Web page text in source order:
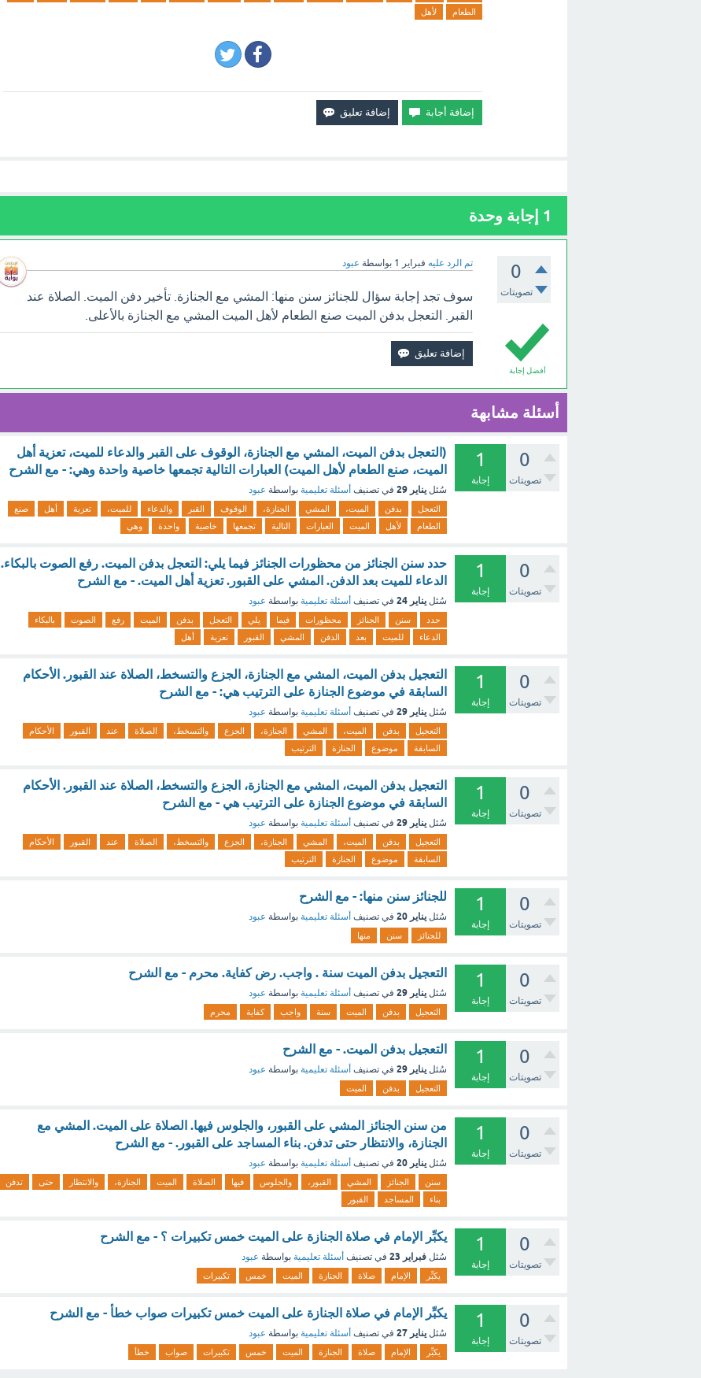
الطعام
لأهل
1 إجابة وحدة
0
تصويتات
تم الرد عليه فبراير 1 بواسطة عبود
أفضل إجابة
سوف تجد إجابة سؤال للجنائز سنن منها: المشي مع الجنازة. تأخير دفن الميت. الصلاة عند
القبر. التعجل بدفن الميت صنع الطعام لأهل الميت المشي مع الجنازة بالأعلى.
أسئلة مشابهة
0
تصويتات
1
إجابة
(التعجل بدفن الميت، المشي مع الجنازة، الوقوف على القبر والدعاء للميت، تعزية أهل
الميت، صنع الطعام لأهل الميت) العبارات التالية تجمعها خاصية واحدة وهي: - مع الشرح
سُئل يناير 29 في تصنيف أسئلة تعليمية بواسطة عبود
التعجل بدفن الميت، المشي الجنازة، الوقوف القبر والدعاء للميت، تعزية أهل
صنع
الطعام
لأهل الميت العبارات التالية تجمعها خاصية واحدة وهي
0
تصويتات
1
إجابة
حدد سنن الجنائز من محظورات الجنائز فيما يلي: التعجل بدفن الميت. رفع الصوت بالبكاء.
الدعاء للميت بعد الدفن. المشي على القبور. تعزية أهل الميت. - مع الشرح
سُئل يناير 24 في تصنيف أسئلة تعليمية بواسطة عبود
حدد سنن الجنائز محظورات فيما يلي التعجل بدفن الميت رفع الصوت
بالبكاء
الدعاء
للميت بعد الدفن المشي القبور تعزية أهل
0
تصويتات
1
إجابة
التعجيل بدفن الميت، المشي مع الجنازة، الجزع والتسخط، الصلاة عند القبور. الأحكام
السابقة في موضوع الجنازة على الترتيب هي: - مع الشرح
سُئل يناير 29 في تصنيف أسئلة تعليمية بواسطة عبود
التعجيل بدفن الميت، المشي الجنازة، الجزع والتسخط، الصلاة عند القبور
الأحكام
السابقة
موضوع الجنازة الترتيب
0
تصويتات
1
إجابة
التعجيل بدفن الميت، المشي مع الجنازة، الجزع والتسخط، الصلاة عند القبور. الأحكام
السابقة في موضوع الجنازة على الترتيب هي - مع الشرح
سُئل يناير 29 في تصنيف أسئلة تعليمية بواسطة عبود
التعجيل بدفن الميت، المشي الجنازة، الجزع والتسخط، الصلاة عند القبور
الأحكام
السابقة
موضوع الجنازة الترتيب
0
تصويتات
1
إجابة
للجنائز سنن منها: - مع الشرح
سُئل يناير 20 في تصنيف أسئلة تعليمية بواسطة عبود
للجنائز سنن منها
0
تصويتات
1
إجابة
التعجيل بدفن الميت سنة . واجب. رض كفاية. محرم - مع الشرح
سُئل يناير 29 في تصنيف أسئلة تعليمية بواسطة عبود
التعجيل بدفن الميت سنة واجب كفاية محرم
0
تصويتات
1
إجابة
التعجيل بدفن الميت. - مع الشرح
سُئل يناير 29 في تصنيف أسئلة تعليمية بواسطة عبود
التعجيل بدفن الميت
0
تصويتات
1
إجابة
من سنن الجنائز المشي على القبور، والجلوس فيها. الصلاة على الميت. المشي مع
الجنازة، والانتظار حتى تدفن. بناء المساجد على القبور. - مع الشرح
سُئل يناير 20 في تصنيف أسئلة تعليمية بواسطة عبود
سنن الجنائز المشي القبور، والجلوس فيها الصلاة الميت الجنازة، والانتظار حتى
تدفن
بناء
المساجد القبور
0
تصويتات
1
إجابة
يكبِّر الإمام في صلاة الجنازة على الميت خمس تكبيرات ؟ - مع الشرح
سُئل فبراير 23 في تصنيف أسئلة تعليمية بواسطة عبود
يكبِّر الإمام صلاة الجنازة الميت خمس تكبيرات
0
تصويتات
1
إجابة
يكبِّر الإمام في صلاة الجنازة على الميت خمس تكبيرات صواب خطأ - مع الشرح
سُئل يناير 27 في تصنيف أسئلة تعليمية بواسطة عبود
يكبِّر الإمام صلاة الجنازة الميت خمس تكبيرات صواب خطأ